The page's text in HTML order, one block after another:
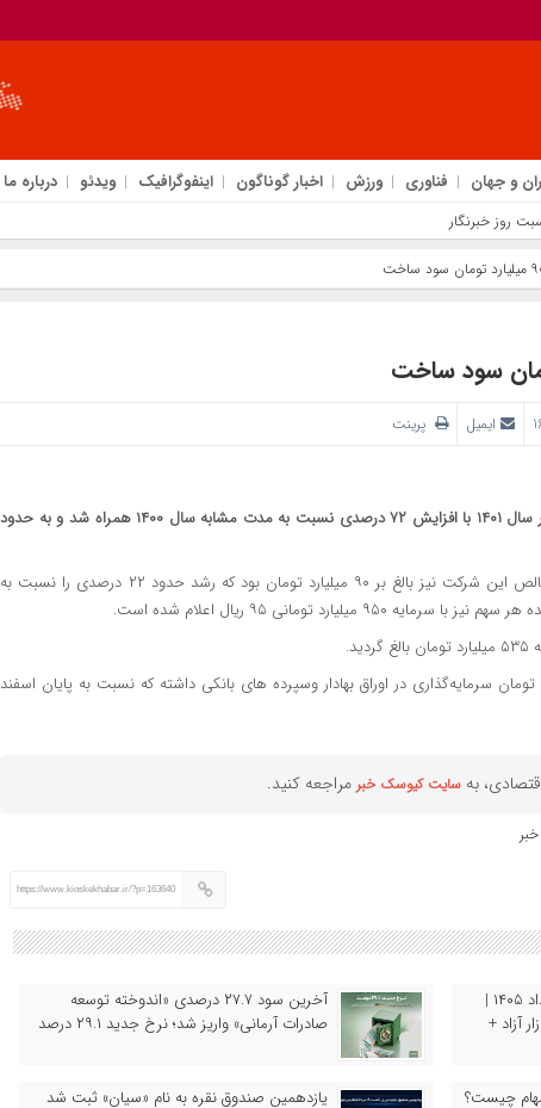
و جهان فناوری ورزش اخبار گوناگون اینفوگرافیک ویدئو درباره ما
روز خبرنگار
ایمیل پرینت
حق بیمه خالص (سهم نگهداری) بیمه کار آفرین در بهار سال ۱۴۰۱ با افزایش ۷۲ درصدی نسبت به مدت مشابه سال ۱۴۰۰ همراه شد و به حدود
به نقل از ریسک نیوز، سود خالص این شرکت نیز بالغ بر ۹۰ میلیارد تومان بود که رشد حدود ۲۲ درصدی را نسبت به
در پایان خرداد ماه حدود ۴٫۶۱۱ میلیارد تومان سرمایه‌گذاری‌ در اوراق بهادار وسپرده های بانکی داشته که نسبت به پایان اسفند
به سایت کیوسک خبر مراجعه کنید.
https://www.kioskekhabar.ir/?p=163640
قیمت طلا و سکه امروز جمعه ۱۶ مرداد ۱۴۰۵ |
آزاد +
آخرین سود ۲۷.۷ درصدی «اندوخته توسعه
صادرات آرمانی» واریز شد؛ نرخ جدید ۲۹.۱ درصد
چیست؟
یازدهمین صندوق نقره به نام «سیان» ثبت شد